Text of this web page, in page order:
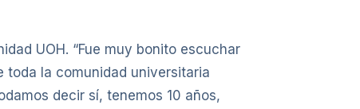
UOH. “Fue muy bonito escuchar
toda la comunidad universitaria
decir sí, tenemos 10 años,